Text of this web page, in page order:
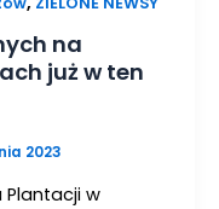
na
już w ten
2023
Plantacji w